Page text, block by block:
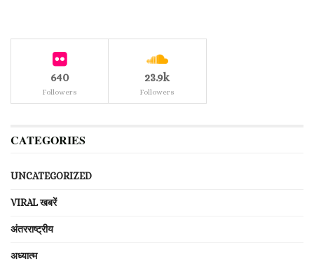
640
Followers
23.9k
Followers
CATEGORIES
UNCATEGORIZED
VIRAL खबरें
अंतरराष्ट्रीय
अध्यात्म